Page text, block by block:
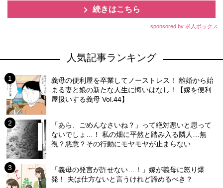
続きはこちら
sponsored by 求人ボックス
人気記事ランキング
義母の便利屋を卒業してノーストレス！ 離婚から始
まる妻と娘の新たな人生に悔いはなし！【嫁を便利
屋扱いする義母 Vol.44】
「あら、ごめんなさいね？」って絶対悪いと思って
ないでしょ…！ 私の畑に平然と踏み入る隣人…無
視？悪意？その行動にモヤモヤが止まらない
「義母の発言が許せない…！」嫁が義母に怒り爆
発！ 夫は仕方ないと言うけれど諦めるべき？